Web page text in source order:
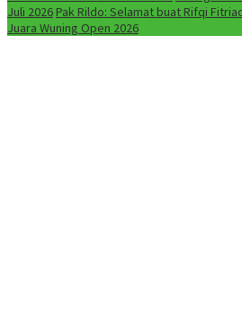
Juli 2026Pak Rildo: Selamat buat Rifqi
Juara Wuning Open 2026